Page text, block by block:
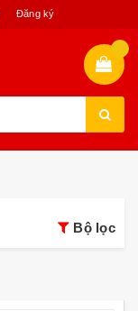
Đăng ký
Bộ lọc